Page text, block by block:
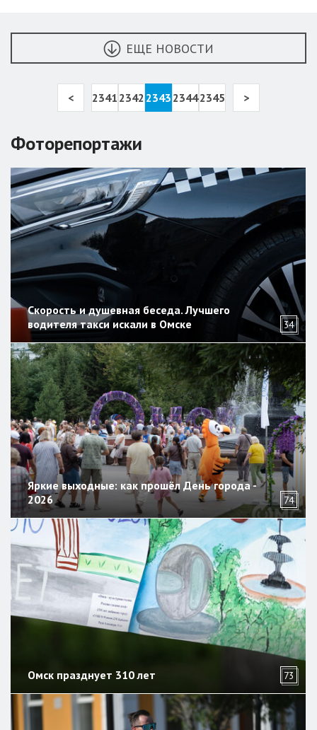
ЕЩЕ НОВОСТИ
< 2341 2342 2343 23442345 >
Фоторепортажи
Скорость и душевная беседа. Лучшего
водителя такси искали в Омске
34
Яркие выходные: как прошёл День города -
2026
74
Омск празднует 310 лет 73